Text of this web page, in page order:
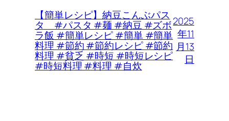
【簡単レシピ】納豆こんぶパス
タ #パスタ #麺 #納豆 #ズボ
ラ飯 #簡単レシピ #簡単 #簡単
料理 #節約 #節約レシピ #節約
料理 #貧乏 #時短 #時短レシピ
#時短料理 #料理 #自炊
2025
年11
月13
日